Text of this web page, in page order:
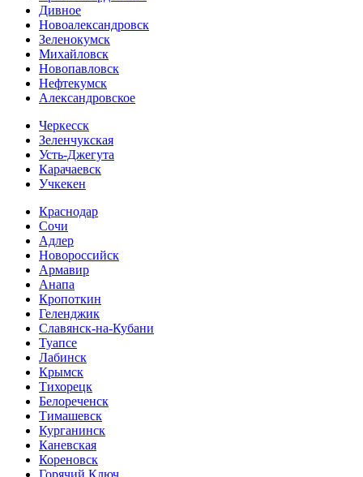
Дивное
Новоалександровск
Зеленокумск
Михайловск
Новопавловск
Нефтекумск
Александровское
Черкесск
Зеленчукская
Усть-Джегута
Карачаевск
Учкекен
Краснодар
Сочи
Адлер
Новороссийск
Армавир
Анапа
Кропоткин
Геленджик
Славянск-на-Кубани
Туапсе
Лабинск
Крымск
Тихорецк
Белореченск
Тимашевск
Курганинск
Каневская
Кореновск
Горячий Ключ